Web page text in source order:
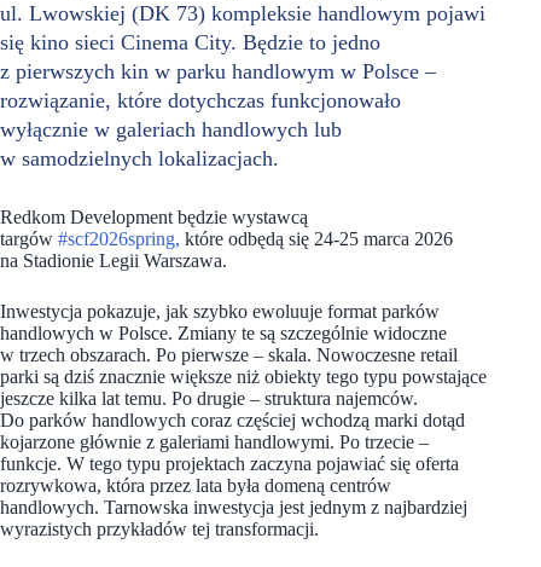
ul. Lwowskiej (DK 73) kompleksie handlowym pojawi
się kino sieci Cinema City. Będzie to jedno
z pierwszych kin w parku handlowym w Polsce –
rozwiązanie, które dotychczas funkcjonowało
wyłącznie w galeriach handlowych lub
w samodzielnych lokalizacjach.
Redkom Development będzie wystawcą
targów #scf2026spring, które odbędą się 24-25 marca 2026
na Stadionie Legii Warszawa.
Inwestycja pokazuje, jak szybko ewoluuje format parków
handlowych w Polsce. Zmiany te są szczególnie widoczne
w trzech obszarach. Po pierwsze – skala. Nowoczesne retail
parki są dziś znacznie większe niż obiekty tego typu powstające
jeszcze kilka lat temu. Po drugie – struktura najemców.
Do parków handlowych coraz częściej wchodzą marki dotąd
kojarzone głównie z galeriami handlowymi. Po trzecie –
funkcje. W tego typu projektach zaczyna pojawiać się oferta
rozrywkowa, która przez lata była domeną centrów
handlowych. Tarnowska inwestycja jest jednym z najbardziej
wyrazistych przykładów tej transformacji.